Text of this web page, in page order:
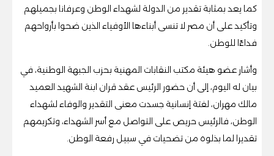
كما يعد بمثابة تقدير من الدولة لشهداء الوطن وعرفانا بجميلهم
وتأكيد على أن مصر لا تنسى أبناءها الأوفياء الذين ضحوا بأرواحهم
فداءًا للوطن.
وأشار عضو هيئة مكتب النقابات المهنية بحزب الجبهة الوطنية، في
بيان له اليوم، إلى أن حضور الرئيس عقد قران ابنة الشهيد العميد
مالك مهران، لفتة إنسانية جسدت معنى التقدير والوفاء لشهداء
الوطن، فالرئيس حريص على التواصل مع أسر الشهداء، وتكريمهم
تقديرا لما بذلوه من تضحيات في سبيل رفعة الوطن.